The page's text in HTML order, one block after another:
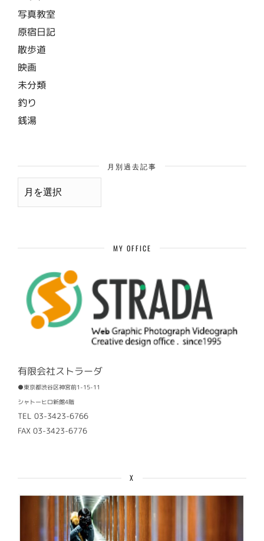
写真教室
原宿日記
散歩道
映画
未分類
釣り
銭湯
月別過去記事
月
MY OFFICE
有限会社ストラーダ
●東京都渋谷区神宮前1-15-11
シャトーヒロ新館4階
TEL 03-3423-6766
FAX 03-3423-6776
X